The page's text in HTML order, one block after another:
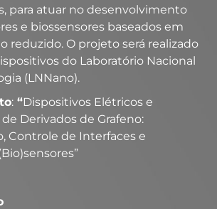
para atuar no desenvolvimento
e biossensores baseados em
reduzido. O projeto será realizado
do Laboratório Nacional
(LNNano).
: “Dispositivos Elétricos e
Derivados de Grafeno:
Controle de Interfaces e